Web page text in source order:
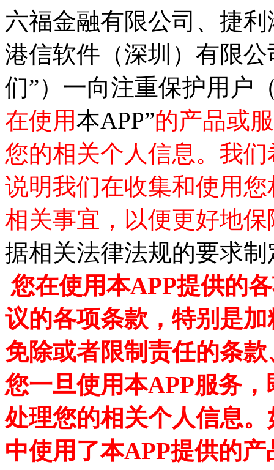
六福金融有限公司 、捷
港信软件（深圳） 有限公
们”）一向注重保护用户
在使用本APP”的产品或
您的相关个人信息。我
说明我们在收集和使用
相关事宜，以便更好地
据相关法律法规的要求
您在使用本APP提供的
议的各项条款，特别是
免除或者限制责任的条
您一旦使用本APP服务，
处理您的相关个人信息。
中使用了本APP提供的产